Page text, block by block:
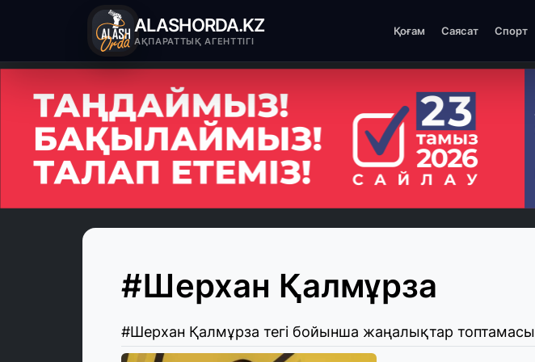
ALASHORDA.KZ
АҚПАРАТТЫҚ АГЕНТТІГІ
Қоғам Саясат Спорт
#Шерхан Қалмұрза
#Шерхан Қалмұрза тегі бойынша жаңалықтар топтамасы